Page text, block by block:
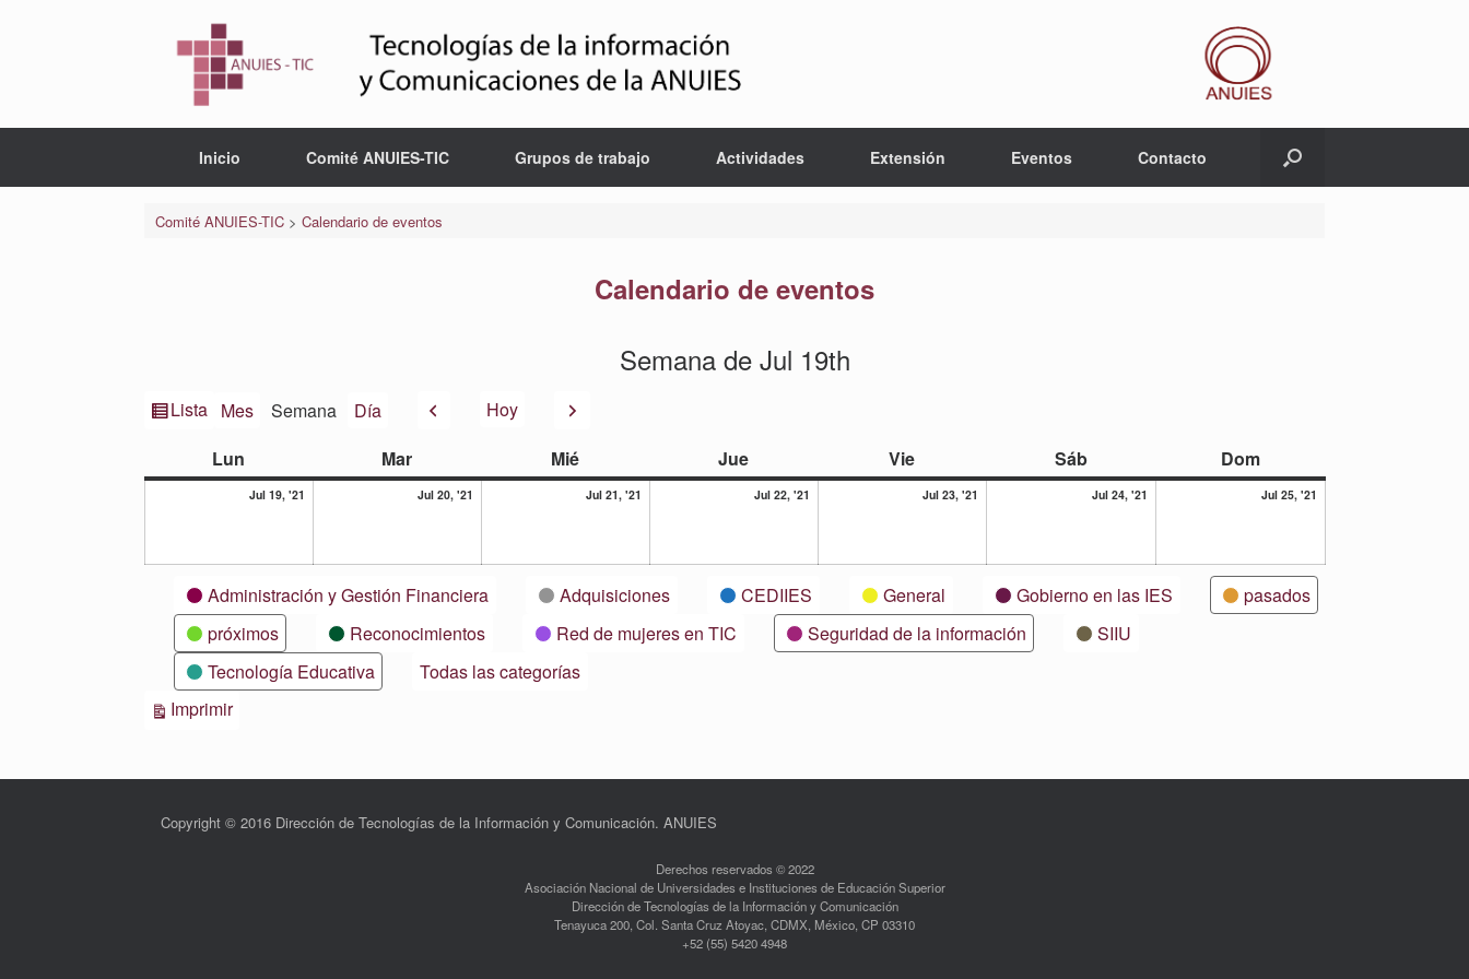
Inicio Comité ANUIES-TIC Grupos de trabajo Actividades Extensión Eventos Contacto
Comité ANUIES-TIC> Calendario de eventos
Calendario de eventos
Semana de Jul 19th
Ver
Lista Mes Semana Día AnteriorHoy Siguiente
Lun Marmartes Miémiércoles Juejueves Vieviernes Sábsábado Domdomingo
Jul 19, '21 Jul 20, '21 Jul 21, '21 Jul 22, '21 Jul 23, '21 Jul 24, '21 Jul 25, '21
CategoríasAdministración y Gestión Financiera Adquisiciones CEDIIES General Gobierno en las IES
pasados
próximos
Reconocimientos Red de mujeres en TIC Seguridad de la información
SIIU
Tecnología Educativa
Todas las categorías
ImprimirVistas
Copyright © 2016 Dirección de Tecnologías de la Información y Comunicación. ANUIES
Derechos reservados © 2022
Asociación Nacional de Universidades e Instituciones de Educación Superior
Dirección de Tecnologías de la Información y Comunicación
Tenayuca 200, Col. Santa Cruz Atoyac, CDMX, México, CP 03310
+52 (55) 5420 4948